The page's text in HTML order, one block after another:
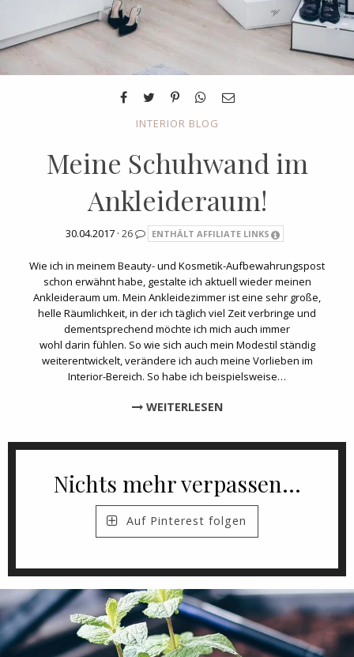
INTERIOR BLOG
Meine Schuhwand im
Ankleideraum!
30.04.2017 · 26 ENTHÄLT AFFILIATE LINKS
Wie ich in meinem Beauty- und Kosmetik-Aufbewahrungspost
schon erwähnt habe, gestalte ich aktuell wieder meinen
Ankleideraum um. Mein Ankleidezimmer ist eine sehr große,
helle Räumlichkeit, in der ich täglich viel Zeit verbringe und
dementsprechend möchte ich mich auch immer
wohl darin fühlen. So wie sich auch mein Modestil ständig
weiterentwickelt, verändere ich auch meine Vorlieben im
Interior-Bereich. So habe ich beispielsweise…
WEITERLESEN
Nichts mehr verpassen...
Auf Pinterest folgen